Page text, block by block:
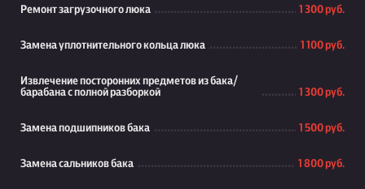
Ремонт загрузочного люка 1 300 руб.
Замена уплотнительного кольца люка 1 100 руб.
Извлечение посторонних предметов из бака/
барабана с полной разборкой
1 300 руб.
Замена подшипников бака 1 500 руб.
Замена сальников бака 1 800 руб.